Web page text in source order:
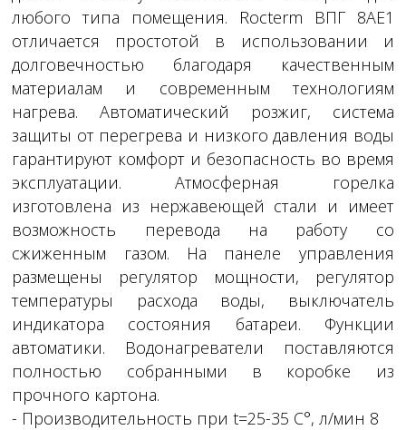
любого типа помещения. Rocterm ВПГ 8AE1
отличается простотой в использовании и
долговечностью благодаря качественным
материалам и современным технологиям
нагрева. Автоматический розжиг, система
защиты от перегрева и низкого давления воды
гарантируют комфорт и безопасность во время
эксплуатации. Атмосферная горелка
изготовлена из нержавеющей стали и имеет
возможность перевода на работу со
сжиженным газом. На панеле управления
размещены регулятор мощности, регулятор
температуры расхода воды, выключатель
индикатора состояния батареи. Функции
автоматики. Водонагреватели поставляются
полностью собранными в коробке из
прочного картона.
- Производительность при t=25-35 C°, л/мин 8